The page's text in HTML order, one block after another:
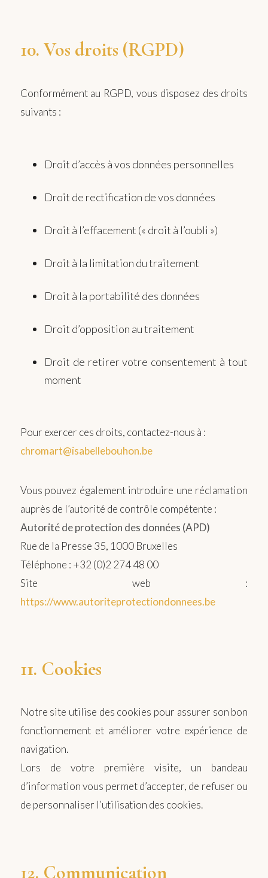
10. Vos droits (RGPD)
Conformément au RGPD, vous disposez des droits
suivants :
Droit d’accès à vos données personnelles
Droit de rectification de vos données
Droit à l’effacement (« droit à l’oubli »)
Droit à la limitation du traitement
Droit à la portabilité des données
Droit d’opposition au traitement
Droit de retirer votre consentement à tout
moment
Pour exercer ces droits, contactez-nous à :
chromart@isabellebouhon.be
Vous pouvez également introduire une réclamation
auprès de l’autorité de contrôle compétente :
Autorité de protection des données (APD)
Rue de la Presse 35, 1000 Bruxelles
Téléphone : +32 (0)2 274 48 00
Site web :
https://www.autoriteprotectiondonnees.be
11. Cookies
Notre site utilise des cookies pour assurer son bon
fonctionnement et améliorer votre expérience de
navigation.
Lors de votre première visite, un bandeau
d’information vous permet d’accepter, de refuser ou
de personnaliser l’utilisation des cookies.
12. Communication